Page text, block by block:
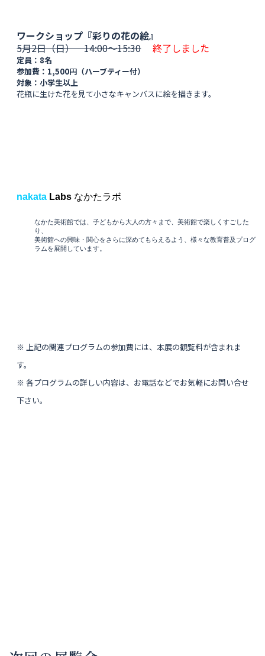
ワークショップ『彩りの花の絵』
5月2日（日） 14:00〜15:30
終了しました
定員：8名
参加費：1,500円（ハーブティー付）
対象：小学生以上
花瓶に生けた花を見て小さなキャンバスに絵を描きます。
nakata Labs なかたラボ
なかた美術館では、子どもから大人の方々まで、美術館で楽しくすごした
り、
美術館への興味・関心をさらに深めてもらえるよう、様々な教育普及プログ
ラムを展開しています。
※ 上記の関連プログラムの参加費には、本展の観覧料が含まれま
す。
※ 各プログラムの詳しい内容は、お電話などでお気軽にお問い合せ
下さい。